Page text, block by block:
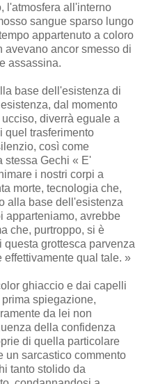
l'atmosfera all'interno
sangue sparso lungo
appartenuto a coloro
avevano ancor smesso di
assassina.
base dell'esistenza di
dal momento
diverrà eguale a
quel trasferimento
così come
stessa Gechi « E'
i nostri corpi a
morte, tecnologia che,
alla base dell'esistenza
apparteniamo, avrebbe
che, purtroppo, si è
grottesca parvenza
qual tale. »
ghiaccio e dai capelli
spiegazione,
da lei non
della confidenza
di quella particolare
un sarcastico commento
tanto stolido da